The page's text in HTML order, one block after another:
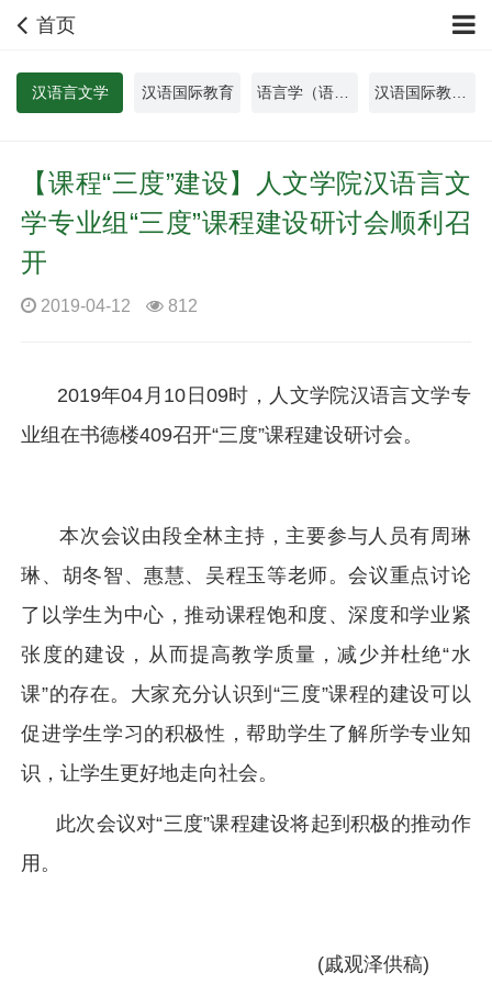
首页
汉语言文学 汉语国际教育
【课程“三度”建设】人文学院汉语言文
学专业组“三度”课程建设研讨会顺利召
开
2019-04-12 812
2019年04月10日09时，人文学院汉语言文学专
业组在书德楼409召开“三度”课程建设研讨会。
本次会议由段全林主持，主要参与人员有周琳
琳、胡冬智、惠慧、吴程玉等老师。会议重点讨论
了以学生为中心，推动课程饱和度、深度和学业紧
张度的建设，从而提高教学质量，减少并杜绝“水
课”的存在。大家充分认识到“三度”课程的建设可以
促进学生学习的积极性，帮助学生了解所学专业知
识，让学生更好地走向社会。
此次会议对“三度”课程建设将起到积极的推动作
用。
(戚观泽供稿)